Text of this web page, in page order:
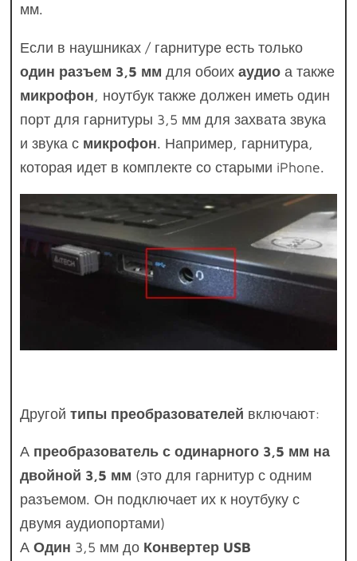
мм.
Если в наушниках / гарнитуре есть только
один разъем 3,5 мм для обоихаудио а также
микрофон, ноутбук также должен иметь один
порт для гарнитуры 3,5 мм для захвата звука
и звука с микрофон. Например, гарнитура,
которая идет в комплекте со старыми iPhone.
Другойтипы преобразователей включают:
А преобразователь с одинарного 3,5 мм на
двойной 3,5 мм (это для гарнитур с одним
разъемом. Он подключает их к ноутбуку с
двумя аудиопортами)
АОдин 3,5 мм до Конвертер USB